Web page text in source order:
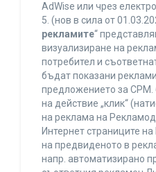
AdWise или чрез
5. (нов в сила от
рекламите“
визуализиране на
потребител и
бъдат показани
предложението за CPM.
на действие „клик“
на реклама на
Интернет страниците
на предвиденото в
напр. автоматизирано